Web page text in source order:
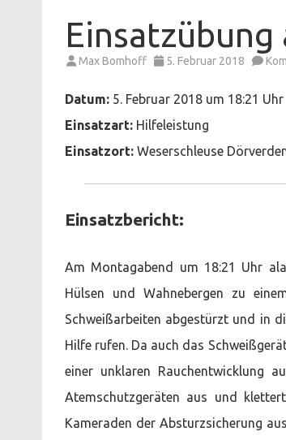
Einsatzübung
Max Bomhoff 5. Februar 2018
Datum: 5. Februar 2018 um 18:21 Uhr
Einsatzart: Hilfeleistung
Einsatzort: Weserschleuse
Einsatzbericht:
Am Montagabend um 18:21 Uhr
Hülsen und Wahnebergen zu
Schweißarbeiten abgestürzt und in
Hilfe rufen. Da auch das
einer unklaren Rauchentwicklung
Atemschutzgeräten aus und
Kameraden der Absturzsicherung